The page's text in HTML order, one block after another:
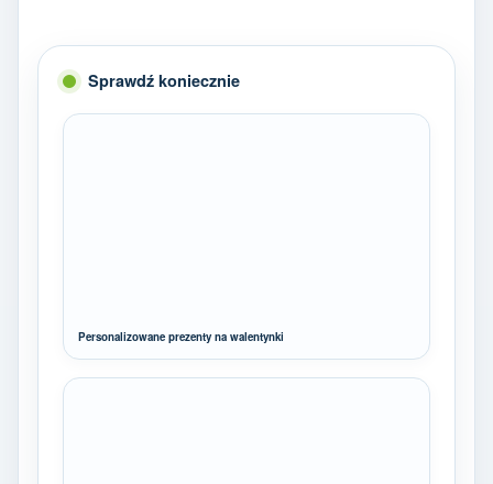
Sprawdź koniecznie
Personalizowane prezenty na walentynki